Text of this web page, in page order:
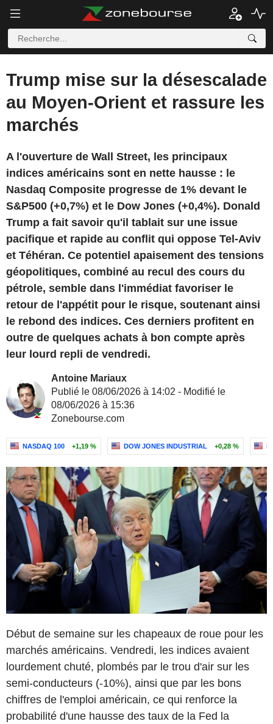
Trump mise sur la désescalade
au Moyen-Orient et rassure les
marchés
A l'ouverture de Wall Street, les principaux
indices américains sont en nette hausse : le
Nasdaq Composite progresse de 1% devant le
S&P500 (+0,7%) et le Dow Jones (+0,4%). Donald
Trump a fait savoir qu'il tablait sur une issue
pacifique et rapide au conflit qui oppose Tel-Aviv
et Téhéran. Ce potentiel apaisement des tensions
géopolitiques, combiné au recul des cours du
pétrole, semble dans l'immédiat favoriser le
retour de l'appétit pour le risque, soutenant ainsi
le rebond des indices. Ces derniers profitent en
outre de quelques achats à bon compte après
leur lourd repli de vendredi.
Antoine Mariaux
Publié le 08/06/2026 à 14:02 - Modifié le
08/06/2026 à 15:36
Zonebourse.com
NASDAQ 100 +1,19 % DOW JONES INDUSTRIAL +0,28 %
Début de semaine sur les chapeaux de roue pour les
marchés américains. Vendredi, les indices avaient
lourdement chuté, plombés par le trou d'air sur les
semi-conducteurs (-10%), ainsi que par les bons
chiffres de l'emploi américain, ce qui renforce la
probabilité d'une hausse des taux de la Fed la